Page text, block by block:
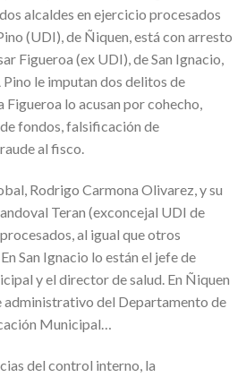
alcaldes en ejercicio procesados
(UDI), de Ñiquen, está con arresto
Figueroa (ex UDI), de San Ignacio,
le imputan dos delitos de
Figueroa lo acusan por cohecho,
fondos, falsificación de
al fisco.
Rodrigo Carmona Olivarez, y su
Teran (exconcejal UDI de
al igual que otros
San Ignacio lo están el jefe de
y el director de salud. En Ñiquen
del Departamento de
Municipal…
del control interno, la